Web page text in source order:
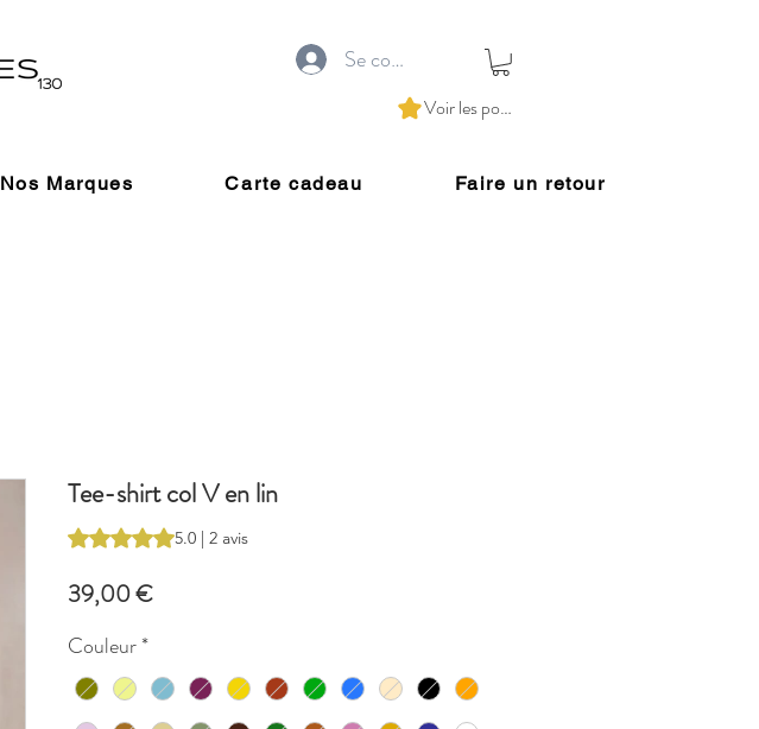
Se connecter
Voir les points
Nos Marques Carte cadeau Faire un retour
Tee-shirt col V en lin
La note est de 5.0 sur cinq étoiles selon 2 avis
5.0 | 2 avis
39,00 €Prix
Couleur*